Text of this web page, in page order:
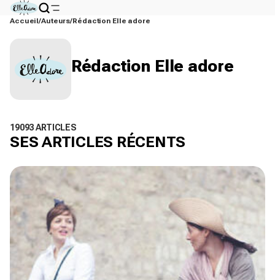
Accueil Auteurs Rédaction Elle adore
Rédaction Elle adore
19093 ARTICLES
SES ARTICLES RÉCENTS